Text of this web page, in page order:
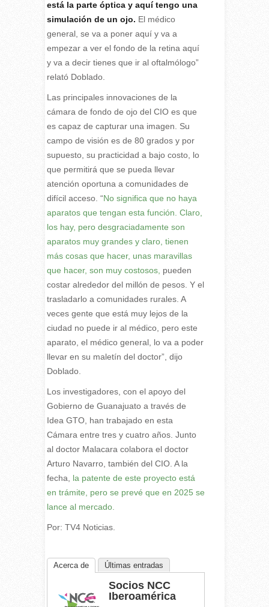
está la parte óptica y aquí tengo una
simulación de un ojo. El médico
general, se va a poner aquí y va a
empezar a ver el fondo de la retina aquí
y va a decir tienes que ir al oftalmólogo”
relató Doblado.
Las principales innovaciones de la
cámara de fondo de ojo del CIO es que
es capaz de capturar una imagen. Su
campo de visión es de 80 grados y por
supuesto, su practicidad a bajo costo, lo
que permitirá que se pueda llevar
atención oportuna a comunidades de
difícil acceso. “No significa que no haya
aparatos que tengan esta función. Claro,
los hay, pero desgraciadamente son
aparatos muy grandes y claro, tienen
más cosas que hacer, unas maravillas
que hacer, son muy costosos, pueden
costar alrededor del millón de pesos. Y el
trasladarlo a comunidades rurales. A
veces gente que está muy lejos de la
ciudad no puede ir al médico, pero este
aparato, el médico general, lo va a poder
llevar en su maletín del doctor”, dijo
Doblado.
Los investigadores, con el apoyo del
Gobierno de Guanajuato a través de
Idea GTO, han trabajado en esta
Cámara entre tres y cuatro años. Junto
al doctor Malacara colabora el doctor
Arturo Navarro, también del CIO. A la
fecha, la patente de este proyecto está
en trámite, pero se prevé que en 2025 se
lance al mercado.
Por: TV4 Noticias.
Acerca de Últimas entradas
Socios NCC
Iberoamérica